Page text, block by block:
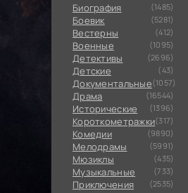
Биография (1485)
Боевик (5281)
Вестерны (412)
Военные (1095)
Детективы (2696)
Детские (43)
Документальные(1057)
Драма (16544)
Исторические (1396)
Короткометражки(317)
Комедии (9890)
Мелодрамы (5991)
Мюзиклы (435)
Музыкальные (733)
Приключения (2535)